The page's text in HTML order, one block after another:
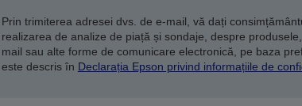
Prin trimiterea adresei dvs. de e-mail, vă dați
realizarea de analize de piață și sondaje, despre
mail sau alte forme de comunicare electronică, pe baza
este descris în Declarația Epson privind informațiile de